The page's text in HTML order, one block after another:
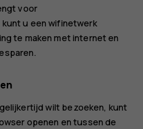
voor
u een wifinetwerk
te maken met internet en
wilt bezoeken, kunt
openen en tussen de